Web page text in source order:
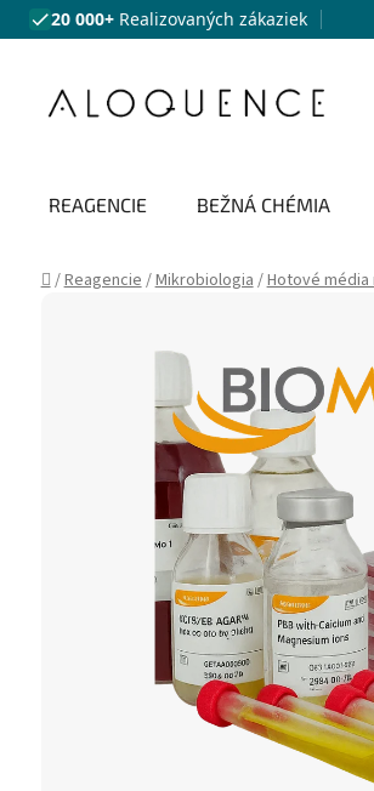
Prejsť na obsah
20 000+ Realizovaných zákaziek
REAGENCIE BEŽNÁ CHÉMIA
Domov
/Reagencie /Mikrobiologia /Hotové média